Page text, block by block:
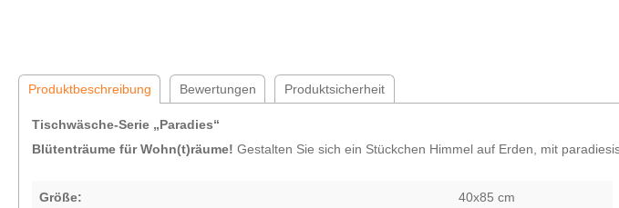
Produktbeschreibung Bewertungen Produktsicherheit
Tischwäsche-Serie „Paradies“
Blütenträume für Wohn(t)räume! Gestalten Sie sich ein Stückchen Himmel auf Erden, mit
Größe: 40x85 cm